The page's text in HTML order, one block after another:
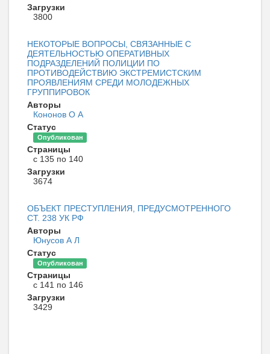
Загрузки
3800
НЕКОТОРЫЕ ВОПРОСЫ, СВЯЗАННЫЕ С
ДЕЯТЕЛЬНОСТЬЮ ОПЕРАТИВНЫХ
ПОДРАЗДЕЛЕНИЙ ПОЛИЦИИ ПО
ПРОТИВОДЕЙСТВИЮ ЭКСТРЕМИСТСКИМ
ПРОЯВЛЕНИЯМ СРЕДИ МОЛОДЕЖНЫХ
ГРУППИРОВОК
Авторы
Кононов О А
Статус
Опубликован
Страницы
с 135 по 140
Загрузки
3674
ОБЪЕКТ ПРЕСТУПЛЕНИЯ, ПРЕДУСМОТРЕННОГО
СТ. 238 УК РФ
Авторы
Юнусов А Л
Статус
Опубликован
Страницы
с 141 по 146
Загрузки
3429